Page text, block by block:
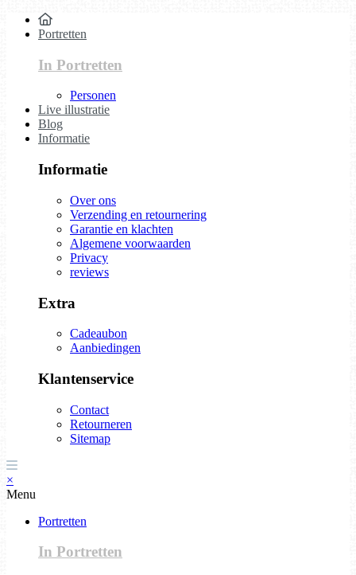
Portretten
In Portretten
Personen
Live illustratie
Blog
Informatie
Informatie
Over ons
Verzending en retournering
Garantie en klachten
Algemene voorwaarden
Privacy
reviews
Extra
Cadeaubon
Aanbiedingen
Klantenservice
Contact
Retourneren
Sitemap
×
Menu
Portretten
In Portretten